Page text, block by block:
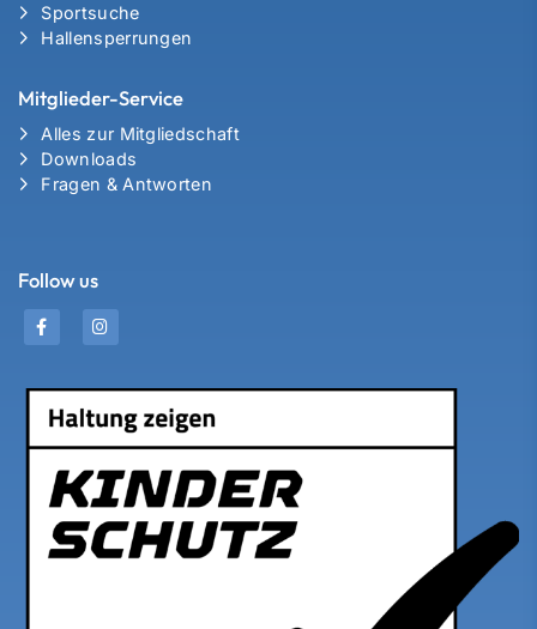
Sportsuche
Hallensperrungen
Mitglieder-Service
Alles zur Mitgliedschaft
Downloads
Fragen & Antworten
Follow us